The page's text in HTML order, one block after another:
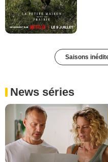
Saisons
News séries